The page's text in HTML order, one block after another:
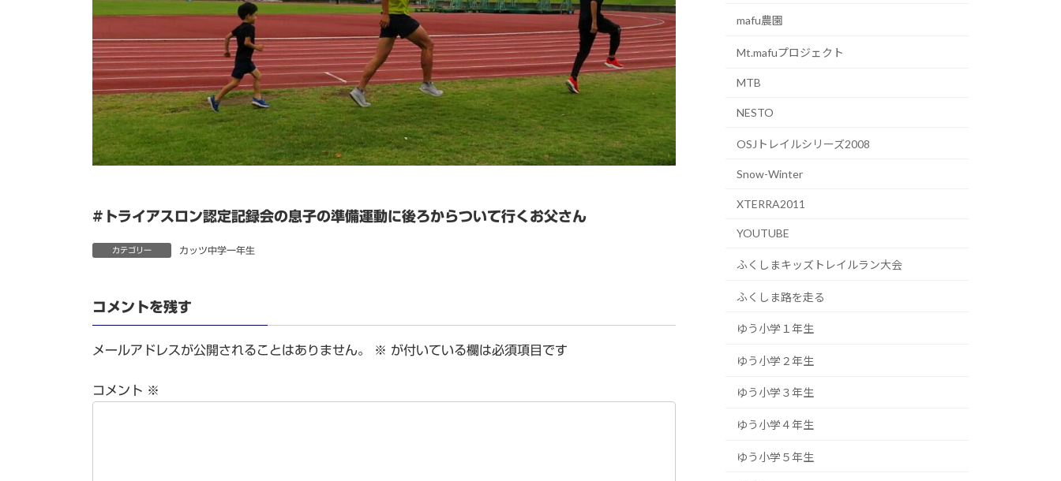
#トライアスロン認定記録会の息子の準備運動に後ろからついて行くお父さん
カテゴリー カッツ中学一年生
コメントを残す
メールアドレスが公開されることはありません。 ※ が付いている欄は必須項目です
コメント ※
mafu農園
Mt.mafuプロジェクト
MTB
NESTO
OSJトレイルシリーズ2008
Snow-Winter
XTERRA2011
YOUTUBE
ふくしまキッズトレイルラン大会
ふくしま路を走る
ゆう小学１年生
ゆう小学２年生
ゆう小学３年生
ゆう小学４年生
ゆう小学５年生